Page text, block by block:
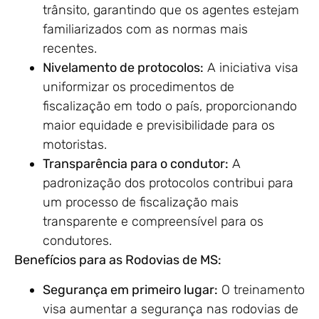
trânsito, garantindo que os agentes estejam
familiarizados com as normas mais
recentes.
Nivelamento de protocolos: A iniciativa visa
uniformizar os procedimentos de
fiscalização em todo o país, proporcionando
maior equidade e previsibilidade para os
motoristas.
Transparência para o condutor: A
padronização dos protocolos contribui para
um processo de fiscalização mais
transparente e compreensível para os
condutores.
Benefícios para as Rodovias de MS:
Segurança em primeiro lugar: O treinamento
visa aumentar a segurança nas rodovias de